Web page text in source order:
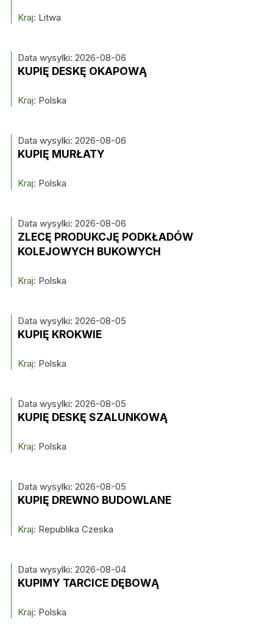
Kraj: Litwa
Data wysylki: 2026-08-06
KUPIĘ DESKĘ OKAPOWĄ
Kraj: Polska
Data wysylki: 2026-08-06
KUPIĘ MURŁATY
Kraj: Polska
Data wysylki: 2026-08-06
ZLECĘ PRODUKCJĘ PODKŁADÓW
KOLEJOWYCH BUKOWYCH
Kraj: Polska
Data wysylki: 2026-08-05
KUPIĘ KROKWIE
Kraj: Polska
Data wysylki: 2026-08-05
KUPIĘ DESKĘ SZALUNKOWĄ
Kraj: Polska
Data wysylki: 2026-08-05
KUPIĘ DREWNO BUDOWLANE
Kraj: Republika Czeska
Data wysylki: 2026-08-04
KUPIMY TARCICE DĘBOWĄ
Kraj: Polska